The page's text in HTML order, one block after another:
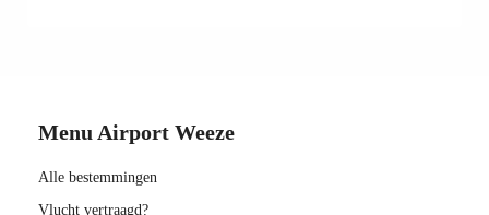
Menu Airport Weeze
Alle bestemmingen
Vlucht vertraagd?